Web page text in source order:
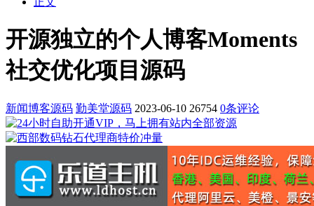
开源独立的个人博客Moments
社交优化项目源码
新闻博客源码 勤美堂源码 2023-06-10 26754 0条评论